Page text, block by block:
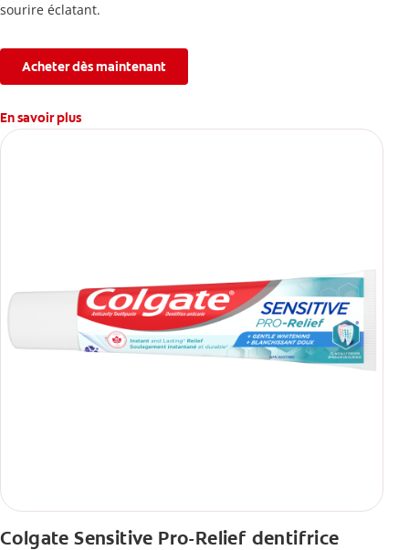
sourire éclatant.
Acheter dès maintenant
En savoir plus
Colgate Sensitive Pro-Relief dentifrice